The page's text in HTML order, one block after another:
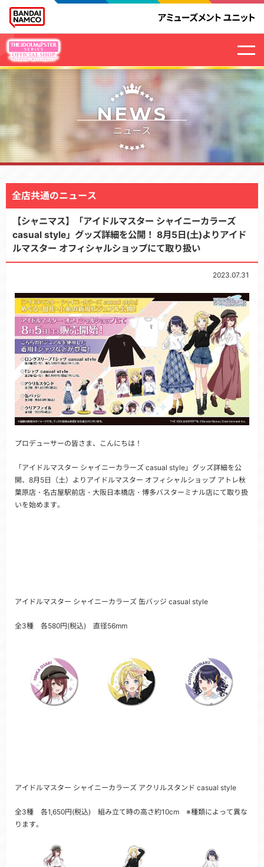
NEWS
ニュース
全店共通のニュース
【シャニマス】「アイドルマスター シャイニーカラーズ
casual style」グッズ詳細を公開！ 8月5日(土)よりアイド
ルマスター オフィシャルショップにて取り扱い
2023.07.31
プロデューサーの皆さま、こんにちは！
「アイドルマスター シャイニーカラーズ casual style」グッズ詳細を公
開、8月5日（土）よりアイドルマスター オフィシャルショップ アトレ秋
葉原店・名古屋駅前店・大阪日本橋店・博多バスターミナル店にて取り扱
いを始めます。
アイドルマスター シャイニーカラーズ 缶バッジ casual style
全3種 各580円(税込) 直径56mm
アイドルマスター シャイニーカラーズ アクリルスタンド casual style
全3種 各1,650円(税込) 組み立て時の高さ約10cm ※種類によって異な
ります。